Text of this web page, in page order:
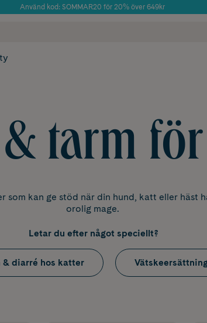
Använd kod: SOMMAR20 för 20% över 649kr
& tarm
som kan ge stöd när din hund, katt eller häst
orolig mage.
Letar du efter något speciellt?
& diarré hos katter